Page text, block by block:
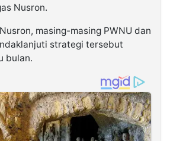
Nusron.
masing-masing PWNU dan
strategi tersebut
bulan.